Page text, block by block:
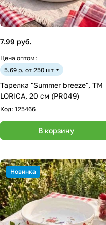
7.99 руб.
Цена оптом:
5.69 р. от 250 шт
Тарелка "Summer breeze", ТМ
LORICA, 20 см (PR049)
Код: 125466
В корзину
Новинка